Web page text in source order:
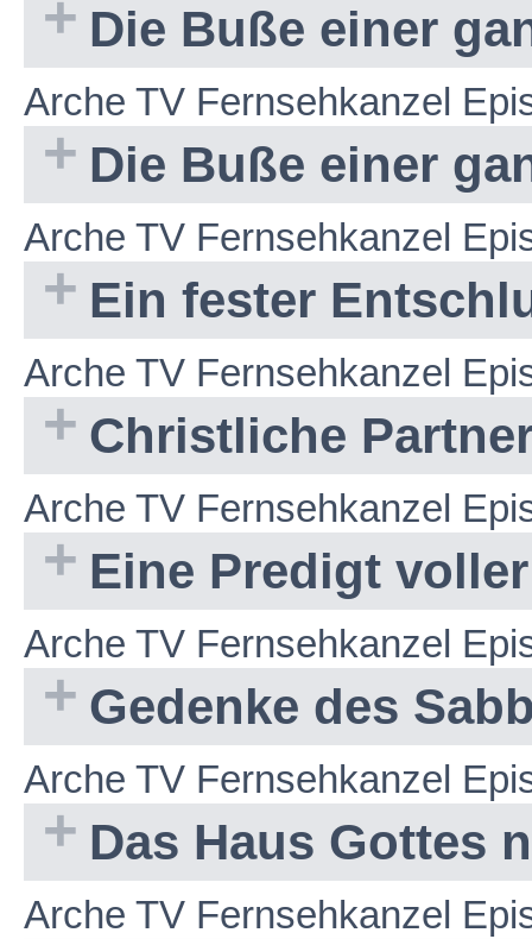
Die Buße einer
Arche TV Fernsehkanzel
Die Buße einer
Arche TV Fernsehkanzel
Ein fester
Arche TV Fernsehkanzel
Christliche
Arche TV Fernsehkanzel
Eine Predigt
Arche TV Fernsehkanzel
Gedenke des
Arche TV Fernsehkanzel
Das Haus Gottes
Arche TV Fernsehkanzel